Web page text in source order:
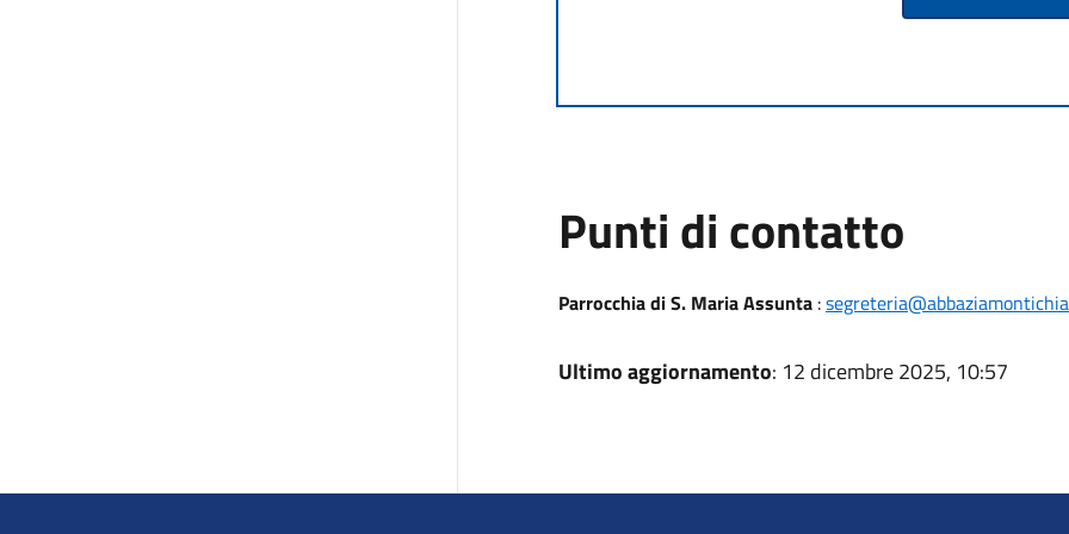
Punti di contatto
Parrocchia di S. Maria Assunta:
Ultimo aggiornamento: 12 dicembre 2025, 10:57